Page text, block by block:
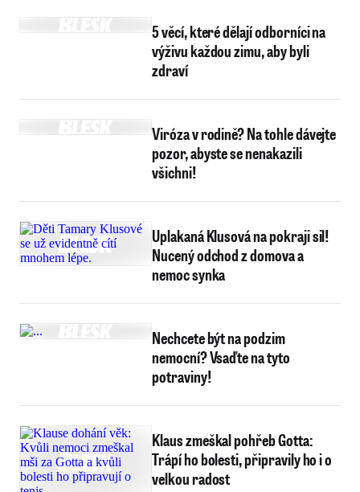
5 věcí, které dělají odborníci na
výživu každou zimu, aby byli
zdraví
Viróza v rodině? Na tohle dávejte
pozor, abyste se nenakazili
všichni!
Uplakaná Klusová na pokraji sil!
Nucený odchod z domova a
nemoc synka
Nechcete být na podzim
nemocní? Vsaďte na tyto
potraviny!
Klaus zmeškal pohřeb Gotta:
Trápí ho bolesti, připravily ho i o
velkou radost